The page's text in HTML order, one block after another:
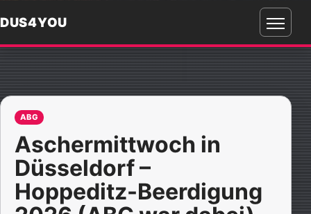
DUS4YOU
Menü
ABG
Aschermittwoch in
Düsseldorf –
Hoppeditz-Beerdigung